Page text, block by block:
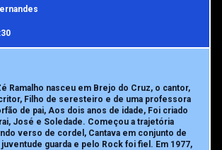
Ramalho nasceu em Brejo do Cruz, o cantor,
Filho de seresteiro e de uma professora
de pai, Aos dois anos de idade, Foi criado
José e Soledade. Começou a trajetória
verso de cordel, Cantava em conjunto de
guarda e pelo Rock foi fiel. Em 1977,